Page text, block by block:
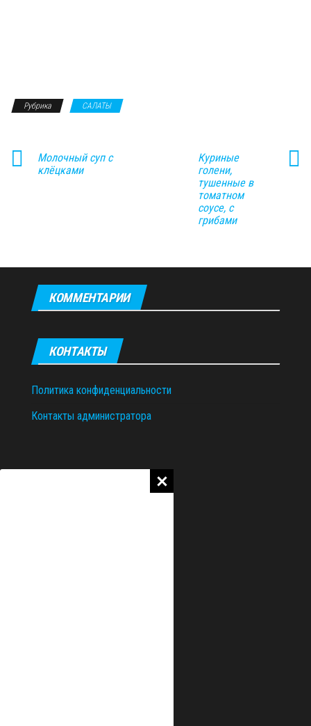
Рубрика САЛАТЫ
Молочный суп с
клёцками
Куриные
голени,
тушенные в
томатном
соусе, с
грибами
КОММЕНТАРИИ
КОНТАКТЫ
Политика конфиденциальности
Контакты администратора